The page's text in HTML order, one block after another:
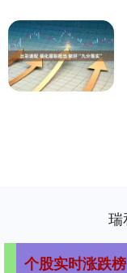
瑞
个股实时涨跌榜